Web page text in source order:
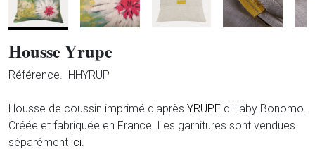
Housse Yrupe
Référence. HHYRUP
Housse de coussin imprimé d'après YRUPE d'Haby Bonomo.
Créée et fabriquée en France. Les garnitures sont vendues
séparément ici.